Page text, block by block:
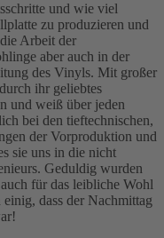
und wie viel
zu produzieren und
Arbeit der
aber auch in der
des Vinyls. Mit großer
ihr geliebtes
und weiß über jeden
bei den tieftechnischen,
der Vorproduktion und
sie uns in die nicht
Geduldig wurden
für das leibliche Wohl
dass der Nachmittag